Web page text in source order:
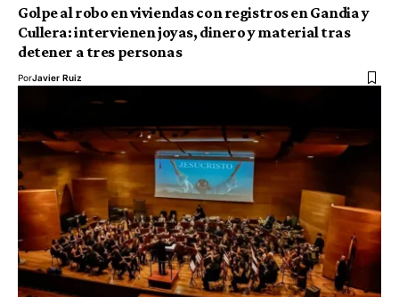
Golpe al robo en viviendas con registros en Gandia y
Cullera: intervienen joyas, dinero y material tras
detener a tres personas
PorJavier Ruiz